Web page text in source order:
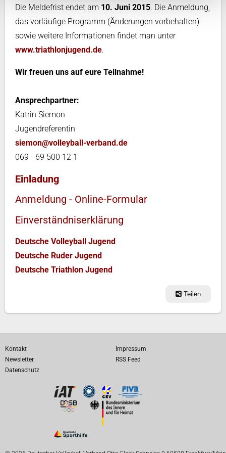
Die Meldefrist endet am 10. Juni 2015. Die Anmeldung,
das vorläufige Programm (Änderungen vorbehalten)
sowie weitere Informationen findet man unter
www.triathlonjugend.de.
Wir freuen uns auf eure Teilnahme!
Ansprechpartner:
Katrin Siemon
Jugendreferentin
siemon@volleyball-verband.de
069 - 69 500 12 1
Einladung
Anmeldung - Online-Formular
Einverständniserklärung
Deutsche Volleyball Jugend
Deutsche Ruder Jugend
Deutsche Triathlon Jugend
Teilen
Kontakt
Impressum
Newsletter
RSS Feed
Datenschutz